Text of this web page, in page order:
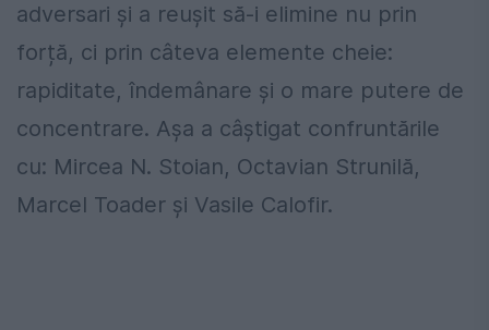
adversari și a reușit să-i elimine nu prin
forță, ci prin câteva elemente cheie:
rapiditate, îndemânare și o mare putere de
concentrare. Așa a câștigat confruntările
cu: Mircea N. Stoian, Octavian Strunilă,
Marcel Toader și Vasile Calofir.